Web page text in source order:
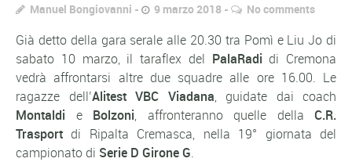
Manuel Bongiovanni 9 marzo 2018 No comments
Già detto della gara serale alle 20.30 tra Pomì e Liu Jo di
sabato 10 marzo, il taraflex del PalaRadi di Cremona
vedrà affrontarsi altre due squadre alle ore 16.00. Le
ragazze dell’Alitest VBC Viadana, guidate dai coach
Montaldi e Bolzoni, affronteranno quelle della C.R.
Trasport di Ripalta Cremasca, nella 19° giornata del
campionato di Serie D Girone G.